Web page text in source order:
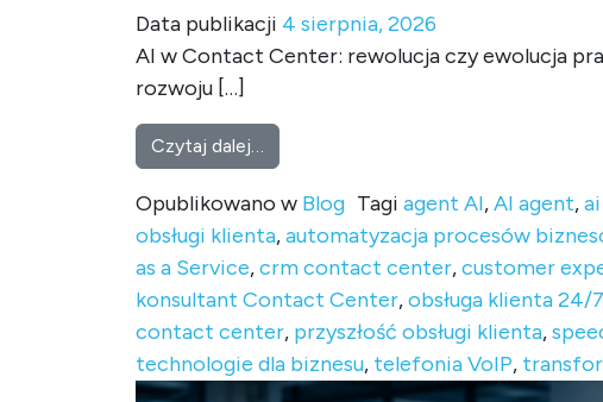
Data publikacji 4 sierpnia, 2026
AI w Contact Center: rewolucja czy ewolucja
rozwoju […]
Czytaj dalej…
Opublikowano w Blog Tagi agent AI,AI agent,
obsługi klienta,automatyzacja procesów
as a Service,crm contact center,customer
konsultant Contact Center,obsługa klienta 24/7
contact center, przyszłość obsługi klienta,
technologie dla biznesu, telefonia VoIP,